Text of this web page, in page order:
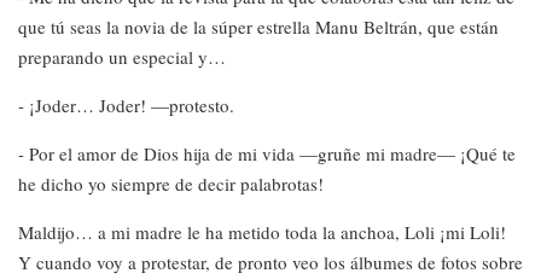
que tú seas la novia de la súper estrella Manu Beltrán, que están
preparando un especial y…
- ¡Joder… Joder! —protesto.
- Por el amor de Dios hija de mi vida —gruñe mi madre— ¡Qué te
he dicho yo siempre de decir palabrotas!
Maldijo… a mi madre le ha metido toda la anchoa, Loli ¡mi Loli!
Y cuando voy a protestar, de pronto veo los álbumes de fotos sobre